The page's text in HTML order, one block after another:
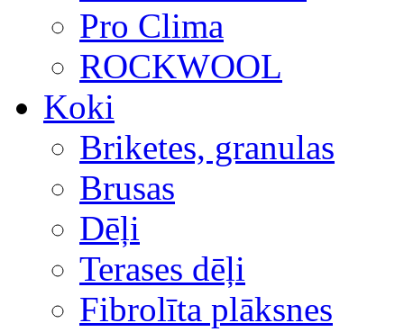
Pro Clima
ROCKWOOL
Koki
Briketes, granulas
Brusas
Dēļi
Terases dēļi
Fibrolīta plāksnes